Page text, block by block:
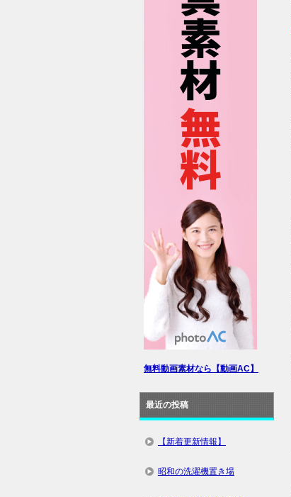
無料動画素材なら【動画AC】
最近の投稿
【新着更新情報】
昭和の洗濯機置き場